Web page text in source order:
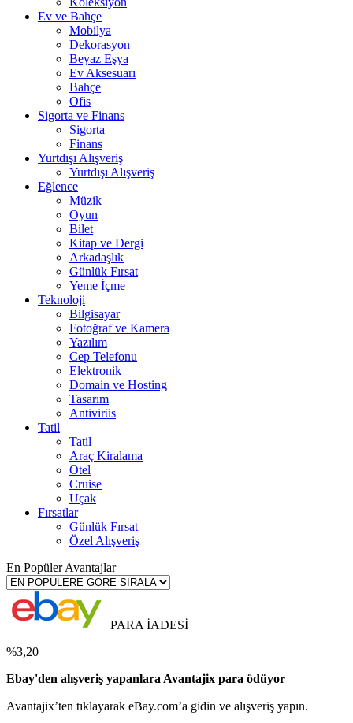
Ev ve Bahçe
Mobilya
Dekorasyon
Beyaz Eşya
Ev Aksesuarı
Bahçe
Ofis
Sigorta ve Finans
Sigorta
Finans
Yurtdışı Alışveriş
Yurtdışı Alışveriş
Eğlence
Müzik
Oyun
Bilet
Kitap ve Dergi
Arkadaşlık
Günlük Fırsat
Yeme İçme
Teknoloji
Bilgisayar
Fotoğraf ve Kamera
Yazılım
Cep Telefonu
Elektronik
Domain ve Hosting
Tasarım
Antivirüs
Tatil
Tatil
Araç Kiralama
Otel
Cruise
Uçak
Fırsatlar
Günlük Fırsat
Özel Alışveriş
En Popüler Avantajlar
PARA İADESİ
%3,20
Ebay'den alışveriş yapanlara Avantajix para ödüyor
Avantajix’ten tıklayarak eBay.com’a gidin ve alışveriş yapın.